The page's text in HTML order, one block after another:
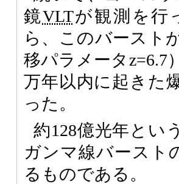
鏡VLTが観測を行
ら、このバースト
移パラメータz=6.7
万年以内に起きた
った。
約128億光年とい
ガンマ線バースト
るものである。